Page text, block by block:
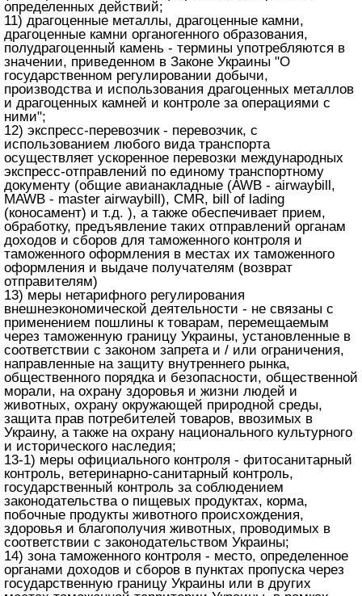
определенных действий;
11) драгоценные металлы, драгоценные камни,
драгоценные камни органогенного образования,
полудрагоценный камень - термины употребляются в
значении, приведенном в Законе Украины "О
государственном регулировании добычи,
производства и использования драгоценных металлов
и драгоценных камней и контроле за операциями с
ними";
12) экспресс-перевозчик - перевозчик, с
использованием любого вида транспорта
осуществляет ускоренное перевозки международных
экспресс-отправлений по единому транспортному
документу (общие авианакладные (AWB - airwaybill,
MAWB - master airwaybill), CMR, bill of lading
(коносамент) и т.д. ), а также обеспечивает прием,
обработку, предъявление таких отправлений органам
доходов и сборов для таможенного контроля и
таможенного оформления в местах их таможенного
оформления и выдаче получателям (возврат
отправителям)
13) меры нетарифного регулирования
внешнеэкономической деятельности - не связаны с
применением пошлины к товарам, перемещаемым
через таможенную границу Украины, установленные в
соответствии с законом запрета и / или ограничения,
направленные на защиту внутреннего рынка,
общественного порядка и безопасности, общественной
морали, на охрану здоровья и жизни людей и
животных, охрану окружающей природной среды,
защита прав потребителей товаров, ввозимых в
Украину, а также на охрану национального культурного
и исторического наследия;
13-1) меры официального контроля - фитосанитарный
контроль, ветеринарно-санитарный контроль,
государственный контроль за соблюдением
законодательства о пищевых продуктах, корма,
побочные продукты животного происхождения,
здоровья и благополучия животных, проводимых в
соответствии с законодательством Украины;
14) зона таможенного контроля - место, определенное
органами доходов и сборов в пунктах пропуска через
государственную границу Украины или в других